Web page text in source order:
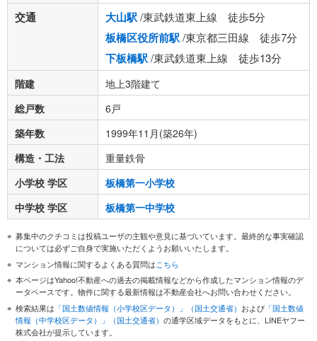
交通 大山駅/東武鉄道東上線 徒歩5分
板橋区役所前駅/東京都三田線 徒歩7分
下板橋駅/東武鉄道東上線 徒歩13分
階建
地上3階建て
総戸数
6戸
築年数
1999年11月(築26年)
構造・工法
重量鉄骨
小学校 学区
板橋第一小学校
中学校 学区
板橋第一中学校
募集中のクチコミは投稿ユーザの主観や意見に基づいています。最終的な事実確認
については必ずご自身で実施いただくようお願いいたします。
マンション情報に関するよくある質問はこちら
本ページはYahoo!不動産への過去の掲載情報などから作成したマンション情報のデ
ータベースです。物件に関する最新情報は不動産会社へお問い合わせください。
検索結果は 「国土数値情報（小学校区データ）」（国土交通省） および 「国土数値
情報（中学校区データ）」（国土交通省） の通学区域データをもとに、LINEヤフー
株式会社が提示しています。